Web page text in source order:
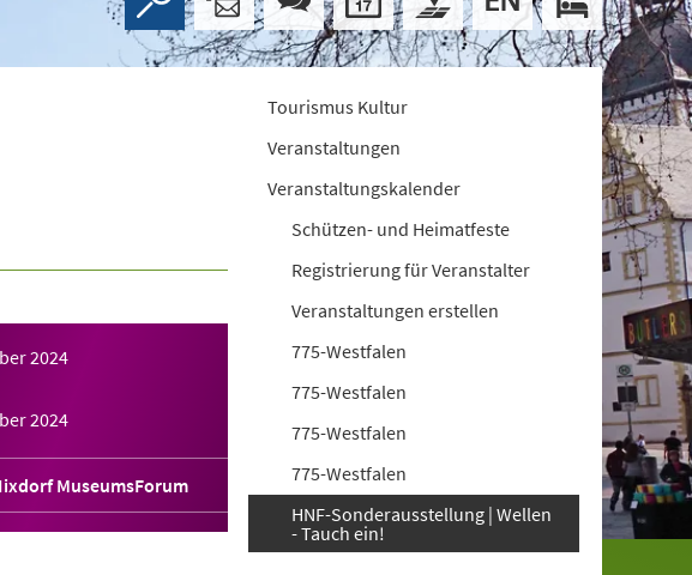
2024
2024
MuseumsForum
Tourismus Kultur
Veranstaltungen
Veranstaltungskalender
Schützen- und Heimatfeste
Registrierung für Veranstalter
Veranstaltungen erstellen
775-Westfalen
775-Westfalen
775-Westfalen
775-Westfalen
HNF-Sonderausstellung | Wellen
- Tauch ein!